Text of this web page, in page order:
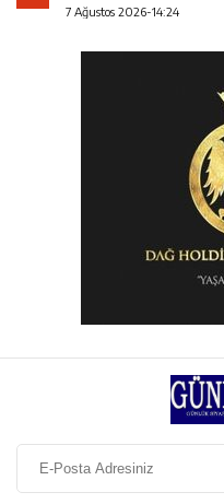
7 Ağustos 2026-14:24